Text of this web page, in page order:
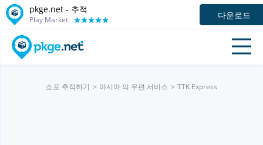
pkge.net - 추적
Play Market: 다운로드
소포 추적하기 아시아 의 우편 서비스 TTK Express